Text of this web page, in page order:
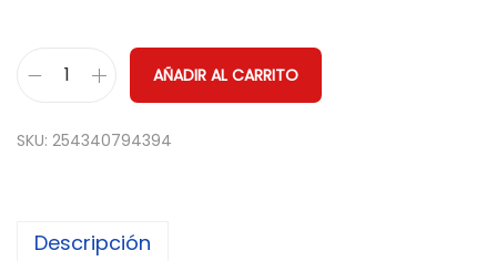
d
o
AÑADIR AL CARRITO
SKU: 254340794394
Descripción